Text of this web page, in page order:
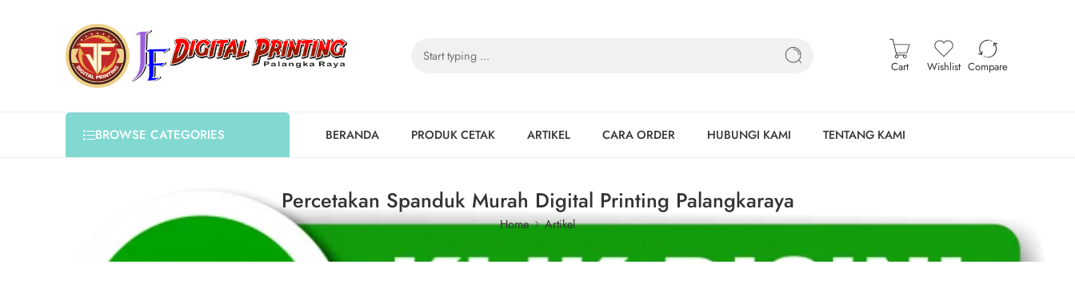
Cart Wishlist Compare
BROWSE CATEGORIES BERANDA PRODUK CETAK ARTIKEL CARA ORDER HUBUNGI KAMI TENTANG KAMI
Percetakan Spanduk Murah Digital Printing Palangkaraya
Home Artikel